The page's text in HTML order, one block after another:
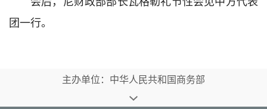
团一行。
主办单位：中华人民共和国商务部